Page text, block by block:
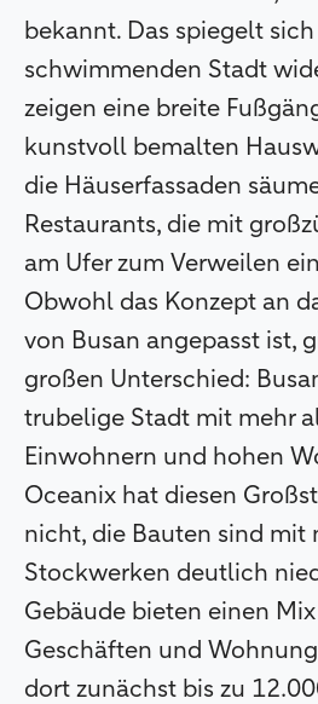
bekannt. Das spiegelt
schwimmenden Stadt
zeigen eine breite
kunstvoll bemalten
die Häuserfassaden
Restaurants, die mit
am Ufer zum Verweilen
Obwohl das Konzept an
von Busan angepasst ist,
großen Unterschied:
trubelige Stadt mit mehr
Einwohnern und hohen
Oceanix hat diesen
nicht, die Bauten sind mit
Stockwerken deutlich
Gebäude bieten einen
Geschäften und
dort zunächst bis zu